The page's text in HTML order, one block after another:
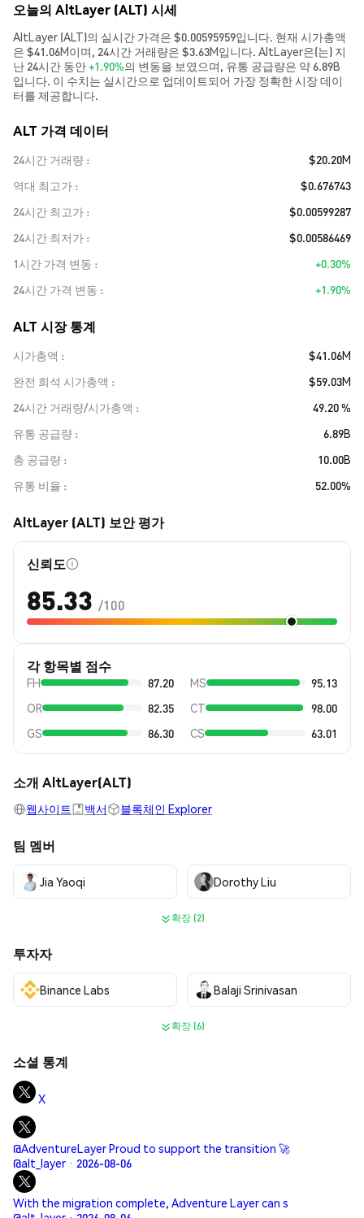
오늘의 AltLayer (ALT) 시세
AltLayer (ALT)의 실시간 가격은 $0.00595959입니다. 현재 시가총액
은 $41.06M이며, 24시간 거래량은 $3.63M입니다. AltLayer은(는) 지
난 24시간 동안+1.90%의 변동을 보였으며, 유통 공급량은 약 6.89B
입니다. 이 수치는 실시간으로 업데이트되어 가장 정확한 시장 데이
터를 제공합니다.
ALT 가격 데이터
24시간 거래량
$20.20M
역대 최고가
$0.676743
24시간 최고가
$0.00599287
24시간 최저가
$0.00586469
1시간 가격 변동
+0.30%
24시간 가격 변동
+1.90%
ALT 시장 통계
시가총액
$41.06M
완전 희석 시가총액
$59.03M
24시간 거래량/시가총액
49.20 %
유통 공급량
6.89B
총 공급량
10.00B
유통 비율
52.00%
AltLayer (ALT) 보안 평가
신뢰도
85.33 /100
각 항목별 점수
FH 87.20 MS
95.13
OR
82.35 CT
98.00
GS
86.30 CS 63.01
소개 AltLayer(ALT)
웹사이트 백서 블록체인 Explorer
팀 멤버
Jia Yaoqi Dorothy Liu
확장 (2)
투자자
Binance Labs Balaji Srinivasan
확장 (6)
소셜 통계
X
@AdventureLayer Proud to support the transition 🚀
@alt_layer · 2026-08-06
With the migration complete, Adventure Layer can s